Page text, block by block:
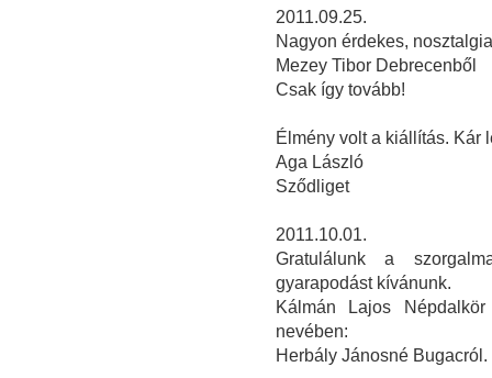
2011.09.25.
Nagyon érdekes,
Mezey Tibor Debrecenből
Csak így tovább!
Élmény volt a kiállítás. Kár
Aga László
Sződliget
2011.10.01.
Gratulálunk a
gyarapodást kívánunk.
Kálmán Lajos
nevében:
Herbály Jánosné Bugacról.